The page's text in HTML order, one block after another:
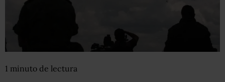
1 minuto de lectura